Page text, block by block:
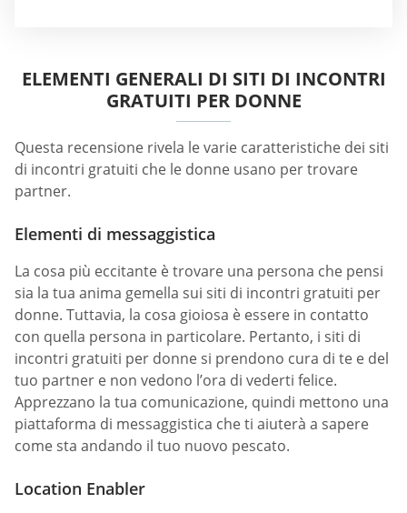
ELEMENTI GENERALI DI SITI DI INCONTRI
GRATUITI PER DONNE
Questa recensione rivela le varie caratteristiche dei siti
di incontri gratuiti che le donne usano per trovare
partner.
Elementi di messaggistica
La cosa più eccitante è trovare una persona che pensi
sia la tua anima gemella sui siti di incontri gratuiti per
donne. Tuttavia, la cosa gioiosa è essere in contatto
con quella persona in particolare. Pertanto, i siti di
incontri gratuiti per donne si prendono cura di te e del
tuo partner e non vedono l’ora di vederti felice.
Apprezzano la tua comunicazione, quindi mettono una
piattaforma di messaggistica che ti aiuterà a sapere
come sta andando il tuo nuovo pescato.
Location Enabler